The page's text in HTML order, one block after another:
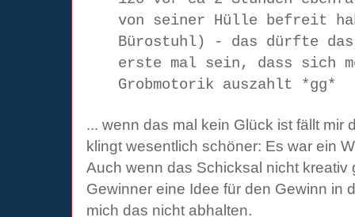
von seiner Hülle befreit
Bürostuhl) - das dürfte das
erste mal sein, dass sich
Grobmotorik auszahlt *gg*
... wenn das mal kein Glück ist fällt mir
klingt wesentlich schöner: Es war ein
Auch wenn das Schicksal nicht kreativ
Gewinner eine Idee für den Gewinn in
mich das nicht abhalten.